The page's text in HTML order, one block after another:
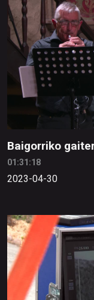
Baigorriko
01:31:18
2023-04-30